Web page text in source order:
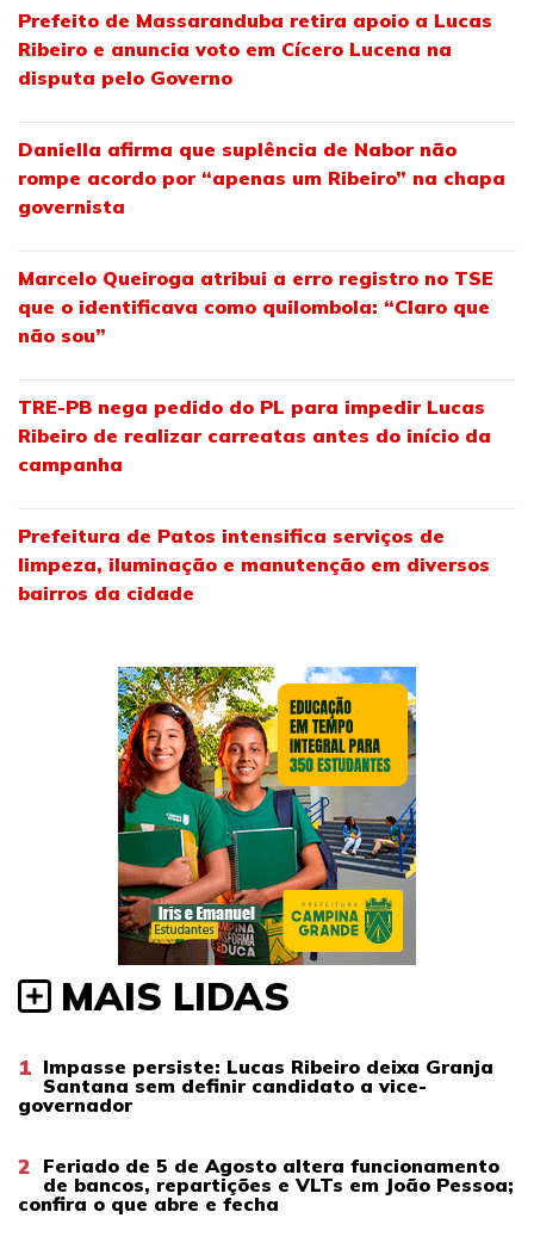
Prefeito de Massaranduba retira apoio a Lucas
Ribeiro e anuncia voto em Cícero Lucena na
disputa pelo Governo
Daniella afirma que suplência de Nabor não
rompe acordo por “apenas um Ribeiro” na chapa
governista
Marcelo Queiroga atribui a erro registro no TSE
que o identificava como quilombola: “Claro que
não sou”
TRE-PB nega pedido do PL para impedir Lucas
Ribeiro de realizar carreatas antes do início da
campanha
Prefeitura de Patos intensifica serviços de
limpeza, iluminação e manutenção em diversos
bairros da cidade
MAIS LIDAS
1 Impasse persiste: Lucas Ribeiro deixa Granja
Santana sem definir candidato a vice-
governador
2 Feriado de 5 de Agosto altera funcionamento
de bancos, repartições e VLTs em João Pessoa;
confira o que abre e fecha